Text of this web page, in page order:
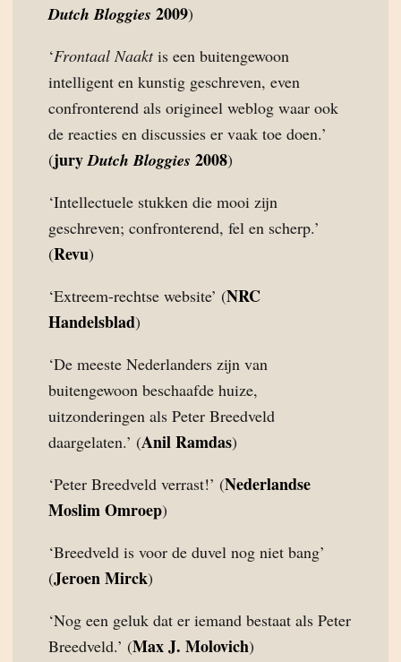
Dutch Bloggies 2009)
‘Frontaal Naaktis een buitengewoon
intelligent en kunstig geschreven, even
confronterend als origineel weblog waar ook
de reacties en discussies er vaak toe doen.’
(juryDutch Bloggies 2008)
‘Intellectuele stukken die mooi zijn
geschreven; confronterend, fel en scherp.’
(Revu)
‘Extreem-rechtse website’ (NRC
Handelsblad)
‘De meeste Nederlanders zijn van
buitengewoon beschaafde huize,
uitzonderingen als Peter Breedveld
daargelaten.’ (Anil Ramdas)
‘Peter Breedveld verrast!’ (Nederlandse
Moslim Omroep)
‘Breedveld is voor de duvel nog niet bang’
(Jeroen Mirck)
‘Nog een geluk dat er iemand bestaat als Peter
Breedveld.’ (Max J. Molovich)